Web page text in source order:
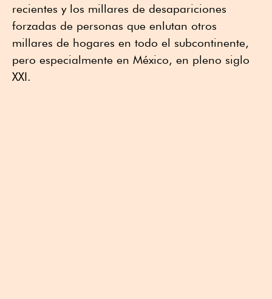
recientes y los millares de desapariciones
forzadas de personas que enlutan otros
millares de hogares en todo el subcontinente,
pero especialmente en México, en pleno siglo
XXI.